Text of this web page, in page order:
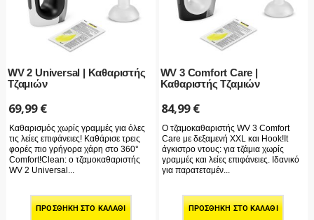
WV 2 Universal | Καθαριστής
Τζαμιών
69,99€
Καθαρισμός χωρίς γραμμές για όλες
τις λείες επιφάνειες! Καθάρισε τρεις
φορές πιο γρήγορα χάρη στο 360°
Comfort!Clean: ο τζαμοκαθαριστής
WV 2 Universal...
ΠΡΟΣΘΉΚΗ ΣΤΟ ΚΑΛΆΘΙ
WV 3 Comfort Care |
Καθαριστής Τζαμιών
84,99€
Ο τζαμοκαθαριστής WV 3 Comfort
Care με δεξαμενή XXL και Hook!It
άγκιστρο ντους: για τζάμια χωρίς
γραμμές και λείες επιφάνειες. Ιδανικό
για παρατεταμέν...
ΠΡΟΣΘΉΚΗ ΣΤΟ ΚΑΛΆΘΙ